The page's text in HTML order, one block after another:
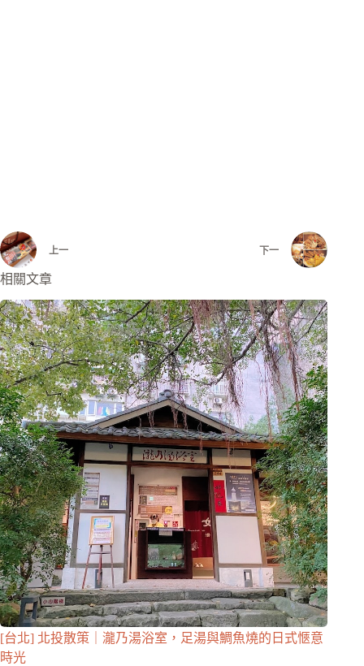
上一 下一
相關文章
[台北] 北投散策｜瀧乃湯浴室，足湯與鯛魚燒的日式愜意
時光